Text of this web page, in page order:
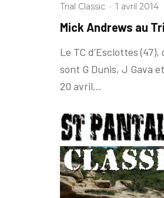
Trial Classic · 1 avril 2014
Mick Andrews au
Le TC d’Esclottes
sont G Dunis, J Gava
20 avril...